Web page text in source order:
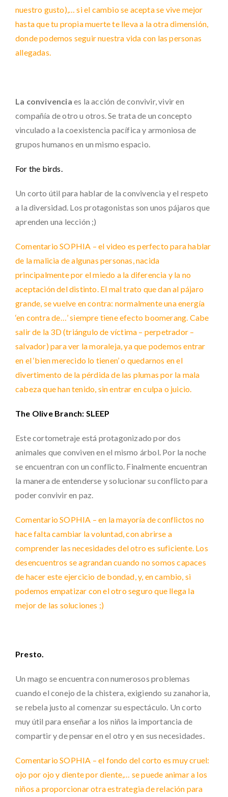
nuestro gusto),… si el cambio se acepta se vive mejor
hasta que tu propia muerte te lleva a la otra dimensión,
donde podemos seguir nuestra vida con las personas
allegadas.
La convivencia es la acción de convivir, vivir en
compañía de otro u otros. Se trata de un concepto
vinculado a la coexistencia pacífica y armoniosa de
grupos humanos en un mismo espacio.
For the birds.
Un corto útil para hablar de la convivencia y el respeto
a la diversidad. Los protagonistas son unos pájaros que
aprenden una lección ;)
Comentario SOPHIA – el video es perfecto para hablar
de la malicia de algunas personas, nacida
principalmente por el miedo a la diferencia y la no
aceptación del distinto. El mal trato que dan al pájaro
grande, se vuelve en contra: normalmente una energía
‘en contra de…’ siempre tiene efecto boomerang. Cabe
salir de la 3D (triángulo de víctima – perpetrador –
salvador) para ver la moraleja, ya que podemos entrar
en el ‘bien merecido lo tienen’ o quedarnos en el
divertimento de la pérdida de las plumas por la mala
cabeza que han tenido, sin entrar en culpa o juicio.
The Olive Branch: SLEEP
Este cortometraje está protagonizado por dos
animales que conviven en el mismo árbol. Por la noche
se encuentran con un conflicto. Finalmente encuentran
la manera de entenderse y solucionar su conflicto para
poder convivir en paz.
Comentario SOPHIA – en la mayoría de conflictos no
hace falta cambiar la voluntad, con abrirse a
comprender las necesidades del otro es suficiente. Los
desencuentros se agrandan cuando no somos capaces
de hacer este ejercicio de bondad, y, en cambio, si
podemos empatizar con el otro seguro que llega la
mejor de las soluciones ;)
Presto.
Un mago se encuentra con numerosos problemas
cuando el conejo de la chistera, exigiendo su zanahoria,
se rebela justo al comenzar su espectáculo. Un corto
muy útil para enseñar a los niños la importancia de
compartir y de pensar en el otro y en sus necesidades.
Comentario SOPHIA – el fondo del corto es muy cruel:
ojo por ojo y diente por diente,… se puede animar a los
niños a proporcionar otra estrategia de relación para